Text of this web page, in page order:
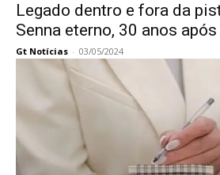
Legado dentro e fora da
Senna eterno, 30 anos
Gt Notícias - 03/05/2024